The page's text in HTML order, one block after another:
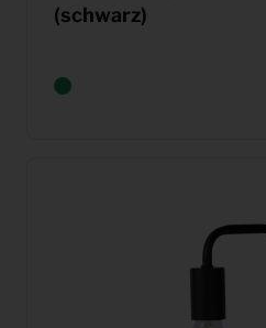
(schwarz)